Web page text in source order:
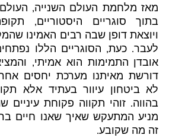
מאז מלחמת העולם השנייה,
בתוך סוגריים היסטוריים,
ויוצאת דופן שבה רבים האמינו
לעבר. כעת, הסוגריים הללו
אובדן התמימות הוא אמיתי,
דורשת מאיתנו מערכת יחסים
לא ביטחון עיוור בעתיד אלא
בהווה. זוהי תקווה פקוחת עיניים
מניע המתעקש שאיך שאנו חיים
זה מה שקובע.